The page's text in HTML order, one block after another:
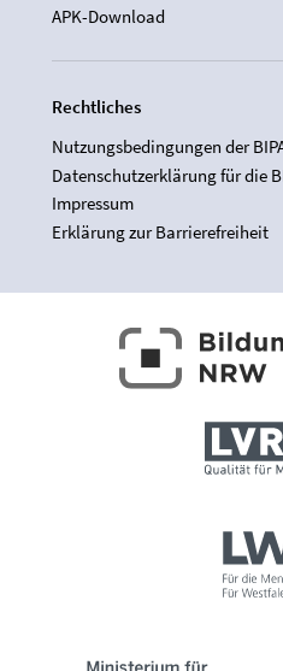
APK-Download
Rechtliches
Nutzungsbedingungen der
Datenschutzerklärung für die
Impressum
Erklärung zur Barrierefreiheit